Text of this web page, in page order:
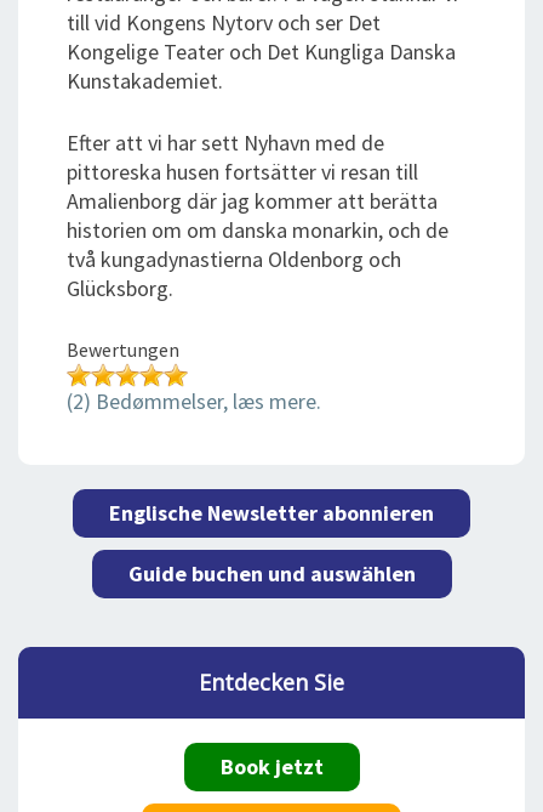
till vid Kongens Nytorv och ser Det
Kongelige Teater och Det Kungliga Danska
Kunstakademiet.
Efter att vi har sett Nyhavn med de
pittoreska husen fortsätter vi resan till
Amalienborg där jag kommer att berätta
historien om om danska monarkin, och de
två kungadynastierna Oldenborg och
Glücksborg.
Bewertungen
(2) Bedømmelser, læs mere.
Englische Newsletter abonnieren
Guide buchen und auswählen
Entdecken Sie
Book jetzt